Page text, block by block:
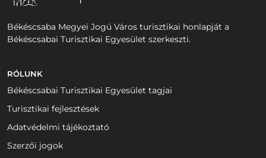
Békéscsaba Megyei Jogú Város turisztikai honlapját a
Békéscsabai Turisztikai Egyesület szerkeszti.
RÓLUNK
Békéscsabai Turisztikai Egyesület tagjai
Turisztikai fejlesztések
Adatvédelmi tájékoztató
Szerzői jogok